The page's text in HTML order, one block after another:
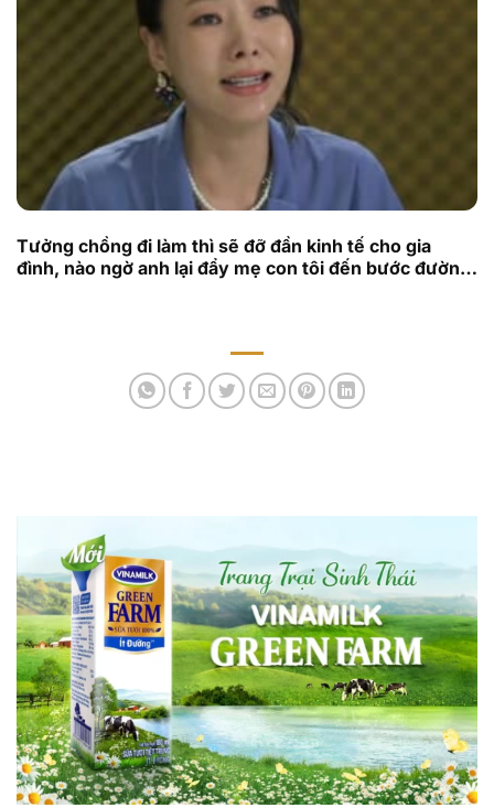
Tưởng chồng đi làm thì sẽ đỡ đần kinh tế cho gia
đình, nào ngờ anh lại đẩy mẹ con tôi đến bước đường